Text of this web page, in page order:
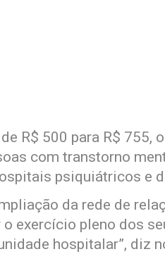
R$ 500 para R$ 755,
com transtorno
psiquiátricos e
da rede de
exercício pleno dos
hospitalar”, diz